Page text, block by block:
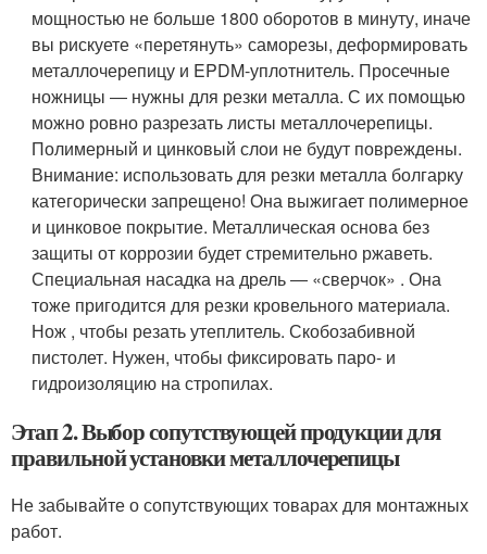
мощностью не больше 1800 оборотов в минуту, иначе
вы рискуете «перетянуть» саморезы, деформировать
металлочерепицу и EPDM-уплотнитель. Просечные
ножницы ― нужны для резки металла. С их помощью
можно ровно разрезать листы металлочерепицы.
Полимерный и цинковый слои не будут повреждены.
Внимание: использовать для резки металла болгарку
категорически запрещено! Она выжигает полимерное
и цинковое покрытие. Металлическая основа без
защиты от коррозии будет стремительно ржаветь.
Специальная насадка на дрель ― «сверчок» . Она
тоже пригодится для резки кровельного материала.
Нож , чтобы резать утеплитель. Скобозабивной
пистолет. Нужен, чтобы фиксировать паро- и
гидроизоляцию на стропилах.
Этап 2. Выбор сопутствующей продукции для
правильной установки металлочерепицы
Не забывайте о сопутствующих товарах для монтажных
работ.